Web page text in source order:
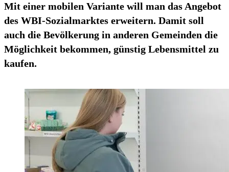
Mit einer mobilen Variante will man das Angebot
des WBI-Sozialmarktes erweitern. Damit soll
auch die Bevölkerung in anderen Gemeinden die
Möglichkeit bekommen, günstig Lebensmittel zu
kaufen.